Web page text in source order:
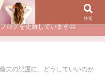
チャンスに変わるカウンセリング
ログを更新しています😊
夫の態度に、どうしていいのか
検索